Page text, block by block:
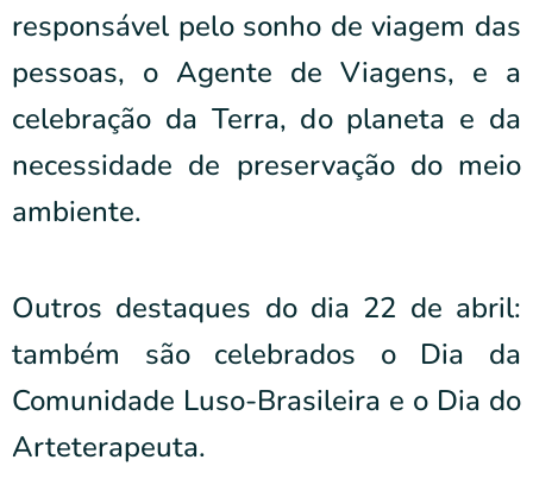
responsável pelo sonho de viagem das
pessoas, o Agente de Viagens, e a
celebração da Terra, do planeta e da
necessidade de preservação do meio
ambiente.
Outros destaques do dia 22 de abril:
também são celebrados o Dia da
Comunidade Luso-Brasileira e o Dia do
Arteterapeuta.